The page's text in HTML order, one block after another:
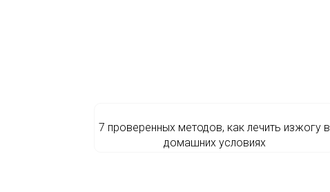
7 проверенных методов, как лечить изжогу в
домашних условиях